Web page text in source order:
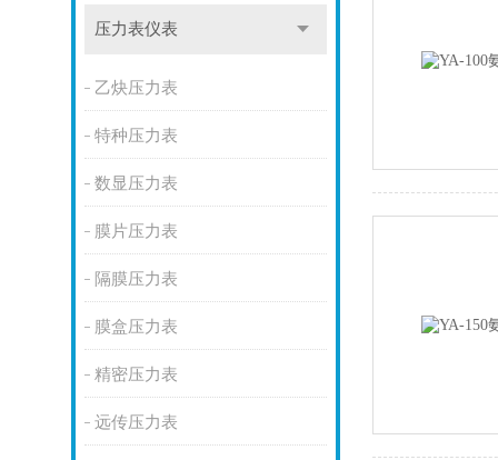
压力表仪表
乙炔压力表
特种压力表
数显压力表
膜片压力表
隔膜压力表
膜盒压力表
精密压力表
远传压力表